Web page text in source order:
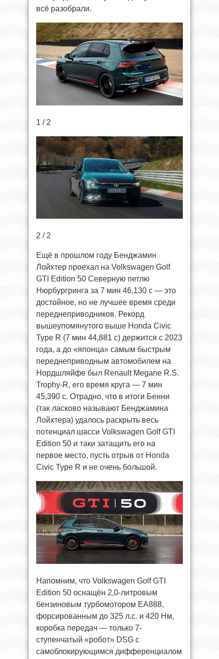
всё разобрали.
1 / 2
2 / 2
Ещё в прошлом году Бенджамин
Лойхтер проехал на Volkswagen Golf
GTI Edition 50 Северную петлю
Нюрбургринга за 7 мин 46,130 с — это
достойное, но не лучшее время среди
переднеприводников. Рекорд
вышеупомянутого выше Honda Civic
Type R (7 мин 44,881 с) держится с 2023
года, а до «японца» самым быстрым
переднеприводным автомобилем на
Нордшляйфе был Renault Megane R.S.
Trophy-R, его время круга — 7 мин
45,390 с. Отрадно, что в итоги Бенни
(так ласково называют Бенджамина
Лойхтера) удалось раскрыть весь
потенциал шасси Volkswagen Golf GTI
Edition 50 и таки затащить его на
первое место, пусть отрыв от Honda
Civic Type R и не очень большой.
Напомним, что Volkswagen Golf GTI
Edition 50 оснащён 2,0-литровым
бензиновым турбомотором EA888,
форсированным до 325 л.с. и 420 Нм,
коробка передач — только 7-
ступенчатый «робот» DSG с
самоблокирующимся дифференциалом